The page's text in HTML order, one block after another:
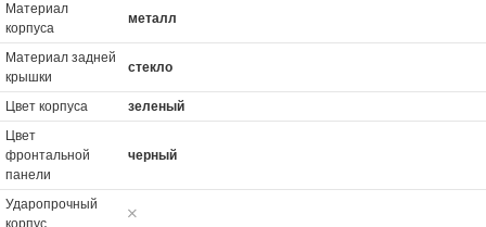
Материал
корпуса
металл
Материал задней
крышки
стекло
Цвет корпуса
зеленый
Цвет
фронтальной
панели
черный
Ударопрочный
корпус